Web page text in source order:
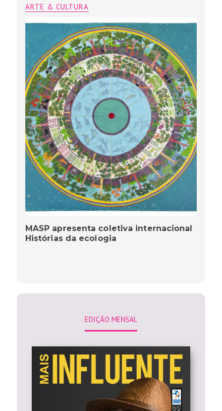
ARTE & CULTURA
MASP apresenta coletiva internacional
Histórias da ecologia
EDIÇÃO MENSAL